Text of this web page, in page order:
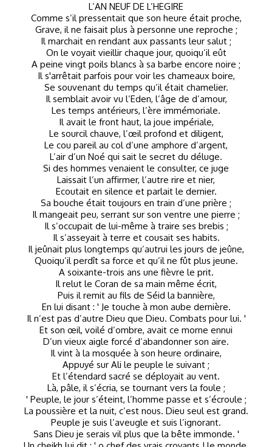
L’AN NEUF DE L’HEGIRE
Comme s’il pressentait que son heure était proche,
Grave, il ne faisait plus à personne une reproche ;
Il marchait en rendant aux passants leur salut ;
On le voyait vieillir chaque jour, quoiqu’il eût
A peine vingt poils blancs à sa barbe encore noire ;
Il s'arrêtait parfois pour voir les chameaux boire,
Se souvenant du temps qu’il était chamelier.
Il semblait avoir vu l’Eden, l’âge de d’amour,
Les temps antérieurs, l’ère immémoriale.
Il avait le front haut, la joue impériale,
Le sourcil chauve, l’œil profond et diligent,
Le cou pareil au col d’une amphore d’argent,
L’air d’un Noé qui sait le secret du déluge.
Si des hommes venaient le consulter, ce juge
Laissait l’un affirmer, l’autre rire et nier,
Ecoutait en silence et parlait le dernier.
Sa bouche était toujours en train d’une prière ;
Il mangeait peu, serrant sur son ventre une pierre ;
Il s’occupait de lui-même à traire ses brebis ;
Il s’asseyait à terre et cousait ses habits.
Il jeûnait plus longtemps qu’autrui les jours de jeûne,
Quoiqu’il perdît sa force et qu’il ne fût plus jeune.
A soixante-trois ans une fièvre le prit.
Il relut le Coran de sa main même écrit,
Puis il remit au fils de Séid la bannière,
En lui disant : ' Je touche à mon aube dernière.
Il n’est pas d’autre Dieu que Dieu. Combats pour lui. '
Et son œil, voilé d’ombre, avait ce morne ennui
D’un vieux aigle forcé d’abandonner son aire.
Il vint à la mosquée à son heure ordinaire,
Appuyé sur Ali le peuple le suivant ;
Et l’étendard sacré se déployait au vent.
Là, pâle, il s’écria, se tournant vers la foule ;
' Peuple, le jour s’éteint, l’homme passe et s’écroule ;
La poussière et la nuit, c’est nous. Dieu seul est grand.
Peuple je suis l’aveugle et suis l’ignorant.
Sans Dieu je serais vil plus que la bête immonde. '